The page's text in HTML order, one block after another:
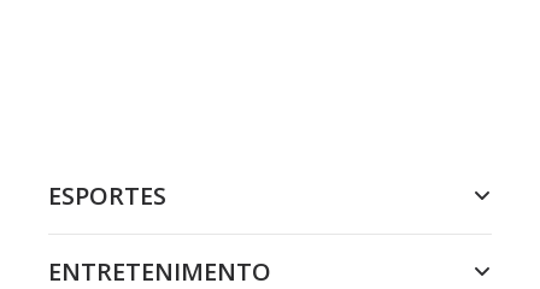
ESPORTES
ENTRETENIMENTO